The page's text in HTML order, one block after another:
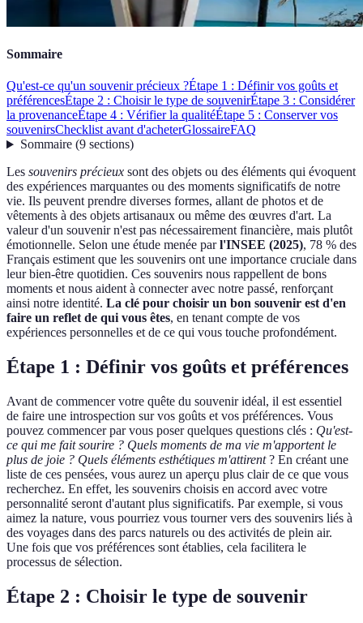
Sommaire
Qu'est-ce qu'un souvenir précieux ?Étape 1 : Définir vos goûts et
préférencesÉtape 2 : Choisir le type de souvenirÉtape 3 : Considérer
la provenanceÉtape 4 : Vérifier la qualitéÉtape 5 : Conserver vos
souvenirsChecklist avant d'acheterGlossaireFAQ
Sommaire(9 sections)
Les souvenirs précieux sont des objets ou des éléments qui évoquent
des expériences marquantes ou des moments significatifs de notre
vie. Ils peuvent prendre diverses formes, allant de photos et de
vêtements à des objets artisanaux ou même des œuvres d'art. La
valeur d'un souvenir n'est pas nécessairement financière, mais plutôt
émotionnelle. Selon une étude menée parl'INSEE (2025), 78 % des
Français estiment que les souvenirs ont une importance cruciale dans
leur bien-être quotidien. Ces souvenirs nous rappellent de bons
moments et nous aident à connecter avec notre passé, renforçant
ainsi notre identité. La clé pour choisir un bon souvenir est d'en
faire un reflet de qui vous êtes, en tenant compte de vos
expériences personnelles et de ce qui vous touche profondément.
Étape 1 : Définir vos goûts et préférences
Avant de commencer votre quête du souvenir idéal, il est essentiel
de faire une introspection sur vos goûts et vos préférences. Vous
pouvez commencer par vous poser quelques questions clés : Qu'est-
ce qui me fait sourire ? Quels moments de ma vie m'apportent le
plus de joie ? Quels éléments esthétiques m'attirent? En créant une
liste de ces pensées, vous aurez un aperçu plus clair de ce que vous
recherchez. En effet, les souvenirs choisis en accord avec votre
personnalité seront d'autant plus significatifs. Par exemple, si vous
aimez la nature, vous pourriez vous tourner vers des souvenirs liés à
des voyages dans des parcs naturels ou des activités de plein air.
Une fois que vos préférences sont établies, cela facilitera le
processus de sélection.
Étape 2 : Choisir le type de souvenir